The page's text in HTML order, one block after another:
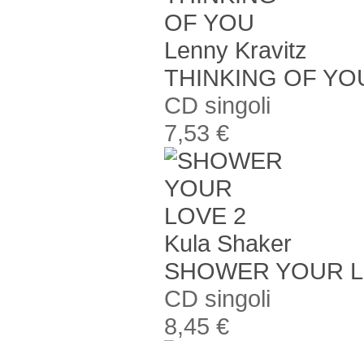
Lenny Kravitz
THINKING OF
CD singoli
7,53 €
Kula Shaker
SHOWER YOUR
CD singoli
8,45 €